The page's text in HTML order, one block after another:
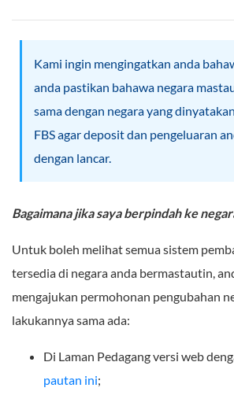
Kami ingin mengingatkan anda
anda pastikan bahawa negara
sama dengan negara yang
FBS agar deposit dan pengeluaran
dengan lancar.
Bagaimana jika saya berpindah ke
Untuk boleh melihat semua sistem
tersedia di negara anda bermastautin,
mengajukan permohonan pengubahan
lakukannya sama ada:
Di Laman Pedagang versi web
pautan ini;